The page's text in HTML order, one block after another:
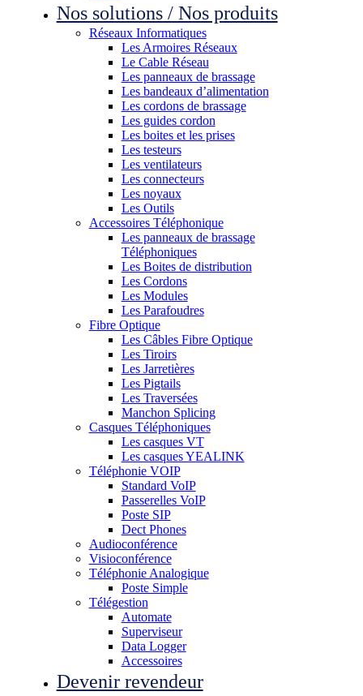
Nos solutions / Nos produits
Réseaux Informatiques
Les Armoires Réseaux
Le Cable Réseau
Les panneaux de brassage
Les bandeaux d’alimentation
Les cordons de brassage
Les guides cordon
Les boites et les prises
Les testeurs
Les ventilateurs
Les connecteurs
Les noyaux
Les Outils
Accessoires Téléphonique
Les panneaux de brassage
Téléphoniques
Les Boites de distribution
Les Cordons
Les Modules
Les Parafoudres
Fibre Optique
Les Câbles Fibre Optique
Les Tiroirs
Les Jarretières
Les Pigtails
Les Traversées
Manchon Splicing
Casques Téléphoniques
Les casques VT
Les casques YEALINK
Téléphonie VOIP
Standard VoIP
Passerelles VoIP
Poste SIP
Dect Phones
Audioconférence
Visioconférence
Téléphonie Analogique
Poste Simple
Télégestion
Automate
Superviseur
Data Logger
Accessoires
Devenir revendeur